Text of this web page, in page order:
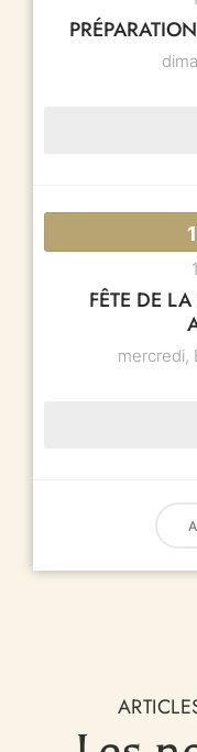
FÊTE DE
mercredi,